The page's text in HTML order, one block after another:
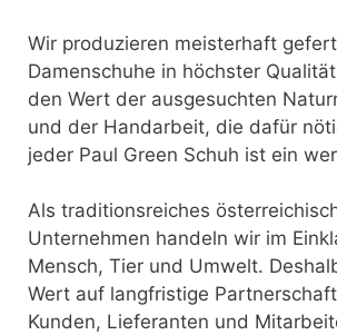
Wir produzieren meisterhaft
Damenschuhe in höchster
den Wert der ausgesuchten
und der Handarbeit, die dafür
jeder Paul Green Schuh ist ein
Als traditionsreiches
Unternehmen handeln wir im
Mensch, Tier und Umwelt.
Wert auf langfristige
Kunden, Lieferanten und